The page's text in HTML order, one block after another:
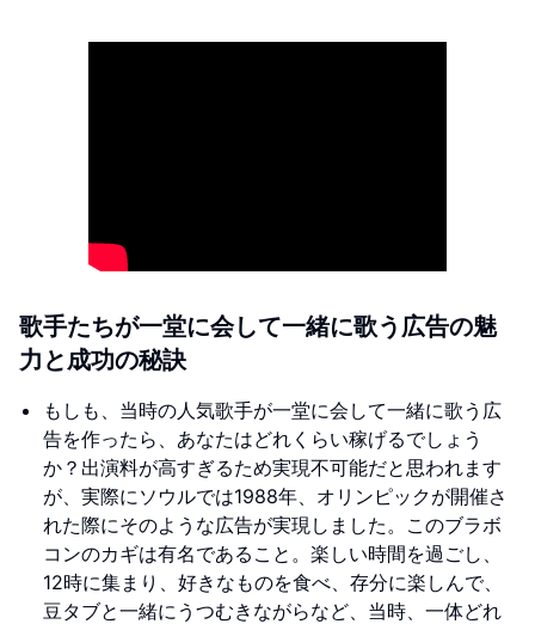
歌手たちが一堂に会して一緒に歌う広告の魅
力と成功の秘訣
もしも、当時の人気歌手が一堂に会して一緒に歌う広
告を作ったら、あなたはどれくらい稼げるでしょう
か？出演料が高すぎるため実現不可能だと思われます
が、実際にソウルでは1988年、オリンピックが開催さ
れた際にそのような広告が実現しました。このブラボ
コンのカギは有名であること。楽しい時間を過ごし、
12時に集まり、好きなものを食べ、存分に楽しんで、
豆タブと一緒にうつむきながらなど、当時、一体どれ